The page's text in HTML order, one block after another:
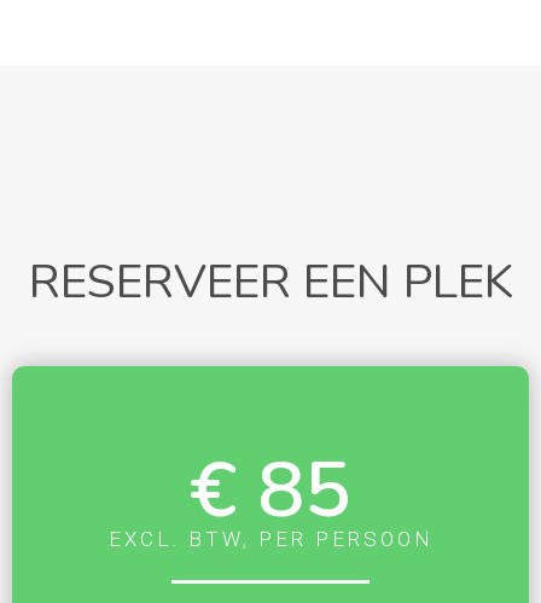
RESERVEER EEN PLEK
€ 85
EXCL. BTW, PER PERSOON